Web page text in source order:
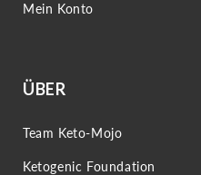
Mein Konto
ÜBER
Team Keto-Mojo
Ketogenic Foundation